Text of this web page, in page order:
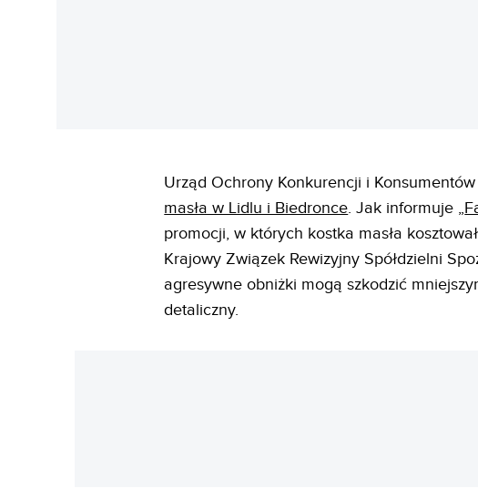
Urząd Ochrony Konkurencji i
masła w Lidlu i Biedronce. Jak informuje „
promocji, w których kostka masła
Krajowy Związek Rewizyjny Spółdzielni
agresywne obniżki mogą szkodzić
detaliczny.